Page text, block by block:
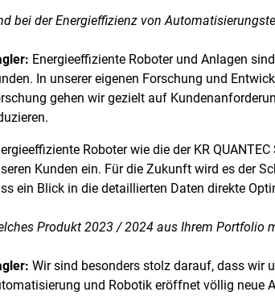
bei der Energieffizienz von
Energieeffiziente Roboter und Anlagen
In unserer eigenen Forschung und
gehen wir gezielt auf
Roboter wie die der KR
Kunden ein. Für die Zukunft wird es der
ein Blick in die detaillierten Daten direkte
Produkt 2023 / 2024 aus Ihrem Portfolio
Wir sind besonders stolz darauf, dass wir
und Robotik eröffnet völlig neue